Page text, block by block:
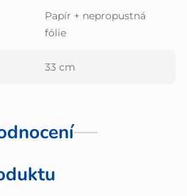
Papír + nepropustná
fólie
33 cm